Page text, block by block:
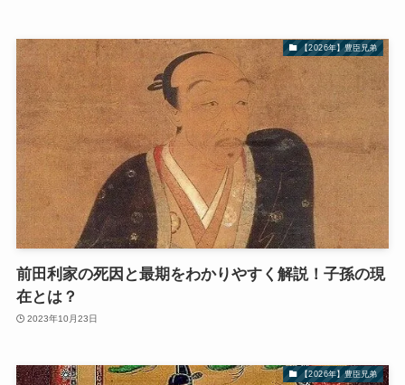
【2026年】豊臣兄弟
前田利家の死因と最期をわかりやすく解説！子孫の現
在とは？
2023年10月23日
【2026年】豊臣兄弟